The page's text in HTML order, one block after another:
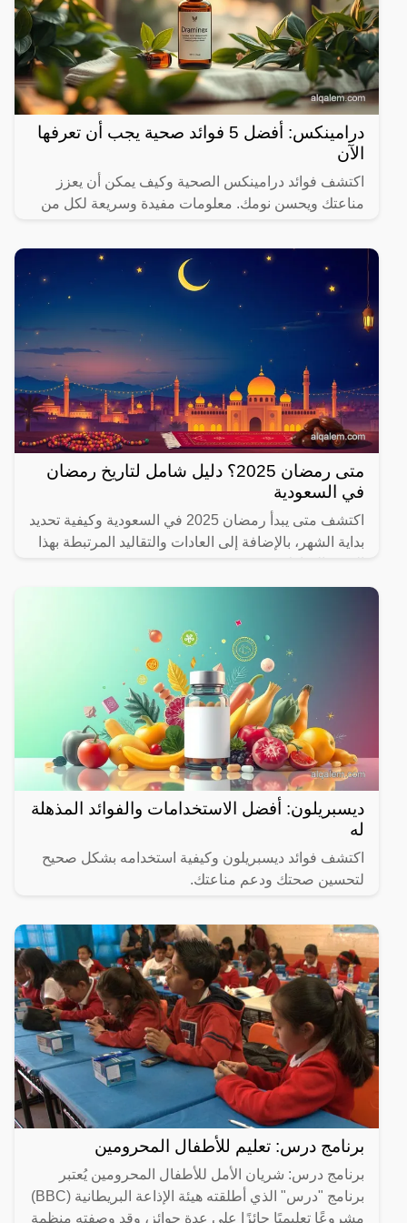
درامينكس: أفضل 5 فوائد صحية يجب أن تعرفها
الآن
اكتشف فوائد درامينكس الصحية وكيف يمكن أن يعزز
مناعتك ويحسن نومك. معلومات مفيدة وسريعة لكل من
متى رمضان 2025؟ دليل شامل لتاريخ رمضان
في السعودية
اكتشف متى يبدأ رمضان 2025 في السعودية وكيفية تحديد
بداية الشهر، بالإضافة إلى العادات والتقاليد المرتبطة بهذا
ديسبريلون: أفضل الاستخدامات والفوائد المذهلة
له
اكتشف فوائد ديسبريلون وكيفية استخدامه بشكل صحيح
لتحسين صحتك ودعم مناعتك.
برنامج درس: تعليم للأطفال المحرومين
برنامج درس: شريان الأمل للأطفال المحرومين يُعتبر
برنامج "درس" الذي أطلقته هيئة الإذاعة البريطانية (BBC)
مشروعًا تعليميًا حائزًا على عدة جوائز، وقد وصفته منظمة